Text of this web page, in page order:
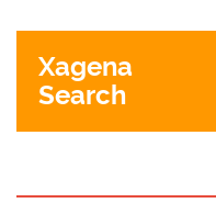
Xagena
Search